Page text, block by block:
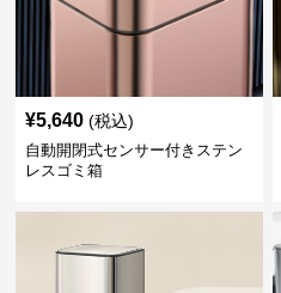
¥5,640 (税込)
自動開閉式センサー付きステン
レスゴミ箱